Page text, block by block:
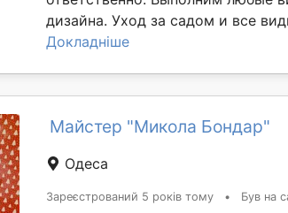
дизайна. Уход за садом и все
Докладніше
Майстер "Микола Бондар"
Одеса
Зареєстрований 5 років тому • Був на